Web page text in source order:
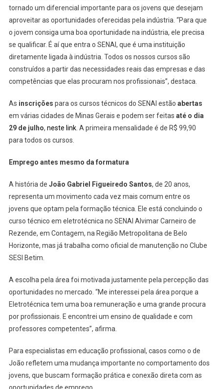
tornado um diferencial importante para os jovens que desejam
aproveitar as oportunidades oferecidas pela indústria. “Para que
o jovem consiga uma boa oportunidade na indústria, ele precisa
se qualificar. É aí que entra o SENAI, que é uma instituição
diretamente ligada à indústria. Todos os nossos cursos são
construídos a partir das necessidades reais das empresas e das
competências que elas procuram nos profissionais”, destaca.
As inscrições para os cursos técnicos do SENAI estão abertas
em várias cidades de Minas Gerais e podem ser feitas até o dia
29 de julho, neste link. A primeira mensalidade é de R$ 99,90
para todos os cursos.
Emprego antes mesmo da formatura
A história de João Gabriel Figueiredo Santos, de 20 anos,
representa um movimento cada vez mais comum entre os
jovens que optam pela formação técnica. Ele está concluindo o
curso técnico em eletrotécnica no SENAI Alvimar Carneiro de
Rezende, em Contagem, na Região Metropolitana de Belo
Horizonte, mas já trabalha como oficial de manutenção no Clube
SESI Betim.
A escolha pela área foi motivada justamente pela percepção das
oportunidades no mercado. “Me interessei pela área porque a
Eletrotécnica tem uma boa remuneração e uma grande procura
por profissionais. E encontrei um ensino de qualidade e com
professores competentes”, afirma.
Para especialistas em educação profissional, casos como o de
João refletem uma mudança importante no comportamento dos
jovens, que buscam formação prática e conexão direta com as